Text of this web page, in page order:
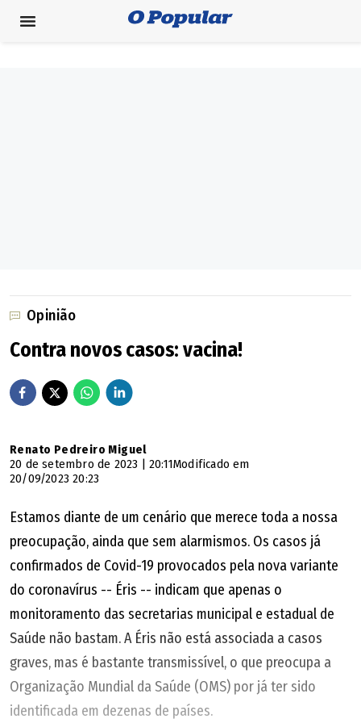
Opinião
Contra novos casos: vacina!
Renato Pedreiro Miguel
20 de setembro de 2023 | 20:11Modificado em
20/09/2023 20:23
Estamos diante de um cenário que merece toda a nossa
preocupação, ainda que sem alarmismos. Os casos já
confirmados de Covid-19 provocados pela nova variante
do coronavírus -- Éris -- indicam que apenas o
monitoramento das secretarias municipal e estadual de
Saúde não bastam. A Éris não está associada a casos
graves, mas é bastante transmissível, o que preocupa a
Organização Mundial da Saúde (OMS) por já ter sido
identificada em dezenas de países.